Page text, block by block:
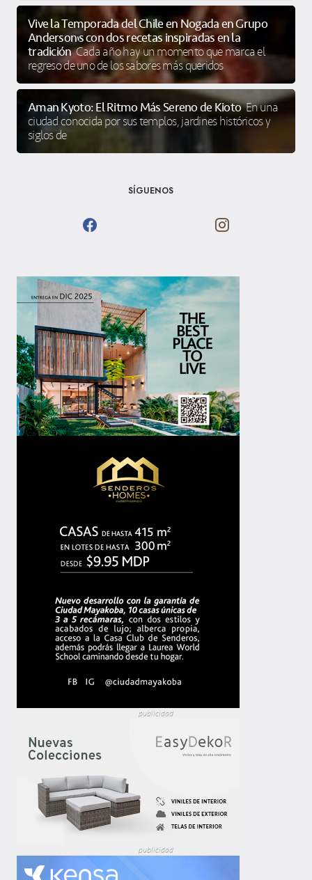
Vive la Temporada del Chile en Nogada en Grupo
Anderson’s con dos recetas inspiradas en la
tradición Cada año hay un momento que marca el
regreso de uno de los sabores más queridos
Aman Kyoto: El Ritmo Más Sereno de Kioto En una
ciudad conocida por sus templos, jardines históricos y
siglos de
SÍGUENOS
publicidad
publicidad